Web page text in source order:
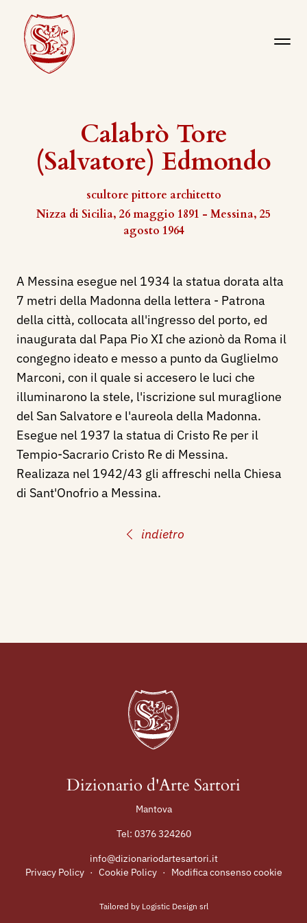
Calabrò Tore
(Salvatore) Edmondo
scultore pittore architetto
Nizza di Sicilia, 26 maggio 1891 - Messina, 25
agosto 1964
indietro
A Messina esegue nel 1934 la statua dorata alta
7 metri della Madonna della lettera - Patrona
della città, collocata all'ingresso del porto, ed
inaugurata dal Papa Pio XI che azionò da Roma il
congegno ideato e messo a punto da Guglielmo
Marconi, con il quale si accesero le luci che
illuminarono la stele, l'iscrizione sul muraglione
del San Salvatore e l'aureola della Madonna.
Esegue nel 1937 la statua di Cristo Re per il
Tempio-Sacrario Cristo Re di Messina.
Realizaza nel 1942/43 gli affreschi nella Chiesa
di Sant'Onofrio a Messina.
Dizionario d'Arte Sartori
Mantova
Tel: 0376 324260
info@dizionariodartesartori.it
Privacy Policy · Cookie Policy · Modifica consenso cookie
Tailored by Logistic Design srl